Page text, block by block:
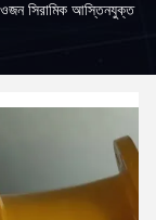
ওজন সিরামিক আস্তিনযুক্ত